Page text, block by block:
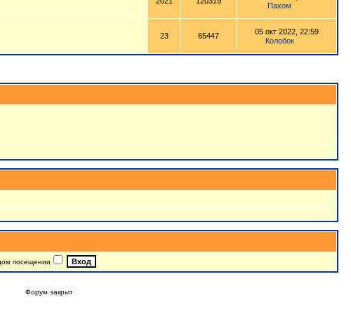
Пахом
23 65447
05 окт 2022, 22:59
Колобок
посещении
Форум закрыт